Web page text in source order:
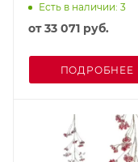
Есть в наличии: 3
от33 071 руб.
ПОДРОБНЕЕ